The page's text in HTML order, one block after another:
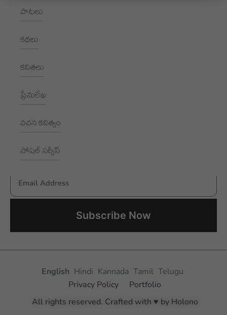
పాటలు
కథలు
కవితలు
ప్రేమలేఖ
వచన కవిత్వం
సోషల్ సర్వీస్
+91 9989928562
hello@aksharayan.com
1002, Royal Pavilion, A Block,
Subscribe to receive New updates
Email Address
Aksharayan – Telugu Women Writers Foundation
English Hindi Kannada Tamil Telugu
Privacy Policy
Portfolio
All rights reserved. Crafted with ♥ by Holono